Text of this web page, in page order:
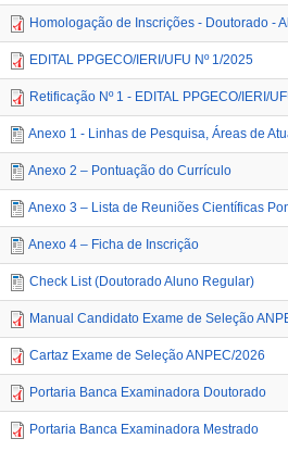
Homologação de Inscrições - Doutorado -
EDITAL PPGECO/IERI/UFU Nº 1/2025
Retificação Nº 1 - EDITAL PPGECO/IERI/
Anexo 1 - Linhas de Pesquisa, Áreas de
Anexo 2 – Pontuação do Currículo
Anexo 3 – Lista de Reuniões Científicas
Anexo 4 – Ficha de Inscrição
Check List (Doutorado Aluno Regular)
Manual Candidato Exame de Seleção
Cartaz Exame de Seleção ANPEC/2026
Portaria Banca Examinadora Doutorado
Portaria Banca Examinadora Mestrado